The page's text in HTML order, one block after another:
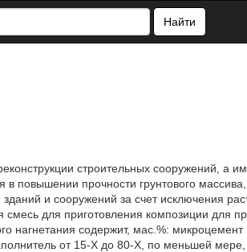
Найти
строительных сооружений, а
в повышении прочности грунтового
и сооружений за счет исключения
для приготовления композиции для
нагнетания содержит, мас.%:
от 15-Х до 80-Х, по меньшей